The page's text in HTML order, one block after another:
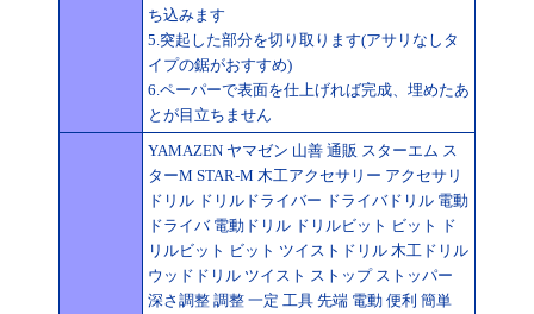
ち込みます
5.突起した部分を切り取ります(アサリなしタ
イプの鋸がおすすめ)
6.ペーパーで表面を仕上げれば完成、埋めたあ
とが目立ちません
YAMAZEN ヤマゼン 山善 通販 スターエム ス
ターM STAR-M 木工アクセサリー アクセサリ
ドリル ドリルドライバー ドライバドリル 電動
ドライバ 電動ドリル ドリルビット ビット ド
リルビット ビット ツイストドリル 木工ドリル
ウッドドリル ツイスト ストップ ストッパー
深さ調整 調整 一定 工具 先端 電動 便利 簡単